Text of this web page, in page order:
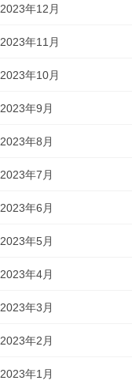
2023年12月
2023年11月
2023年10月
2023年9月
2023年8月
2023年7月
2023年6月
2023年5月
2023年4月
2023年3月
2023年2月
2023年1月